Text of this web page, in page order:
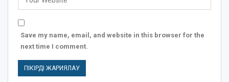
Save my name, email, and website in this browser for the
next time I comment.